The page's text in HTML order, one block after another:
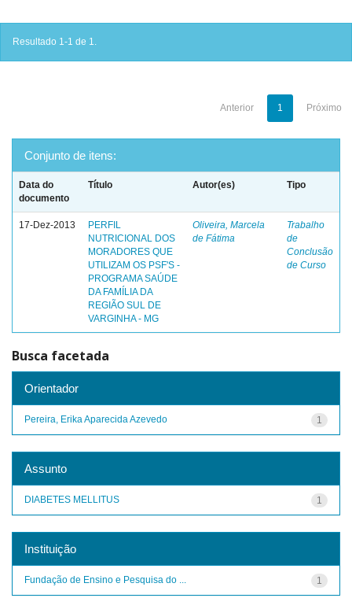
Resultado 1-1 de 1.
Anterior 1 Próximo
Conjunto de itens:
Data do
documento
Título Autor(es) Tipo
17-Dez-2013
PERFIL
NUTRICIONAL DOS
MORADORES QUE
UTILIZAM OS PSF'S -
PROGRAMA SAÚDE
DA FAMÍLIA DA
REGIÃO SUL DE
VARGINHA - MG
Oliveira, Marcela
de Fátima
Trabalho
de
Conclusão
de Curso
Busca facetada
Orientador
1
Pereira, Erika Aparecida Azevedo
Assunto
1
DIABETES MELLITUS
Instituição
1
Fundação de Ensino e Pesquisa do ...